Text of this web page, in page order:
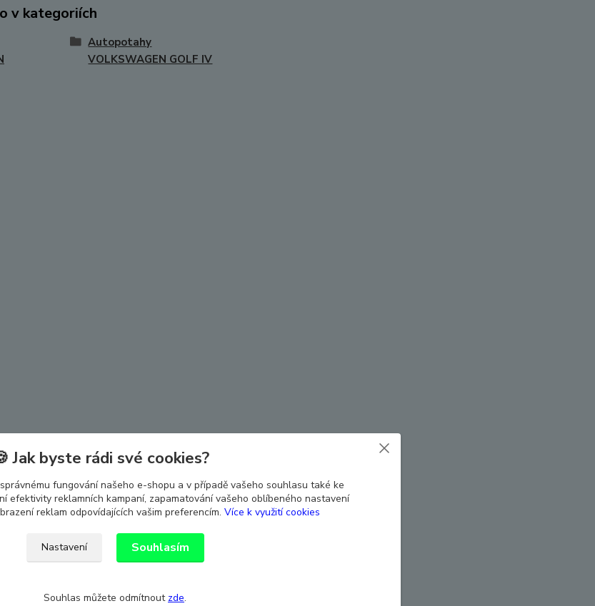
v kategoriích
Autopotahy
VOLKSWAGEN GOLF IV
Jak byste rádi své cookies?
fungování našeho e-shopu a v případě vašeho souhlasu také ke
efektivity reklamních kampaní, zapamatování vašeho oblíbeného nastavení
reklam odpovídajících vašim preferencím. Více k využití cookies
Nastavení Souhlasím
Souhlas můžete odmítnout zde.